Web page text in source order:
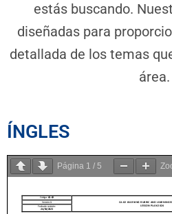
estás buscando.
diseñadas para
detallada de los temas
área.
ÍNGLES
Página 1 / 5